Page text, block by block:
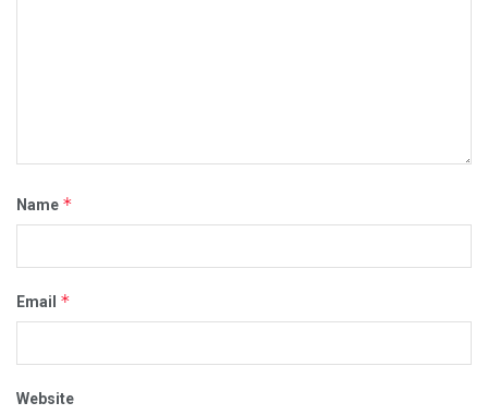
Name *
Email *
Website